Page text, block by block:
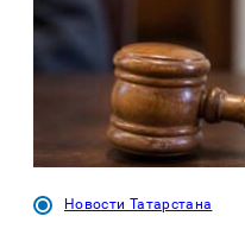
Новости Татарстана